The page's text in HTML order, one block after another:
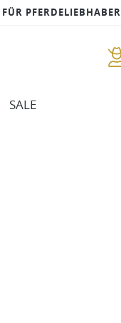
FÜR PFERDELIEBHABER
SALE